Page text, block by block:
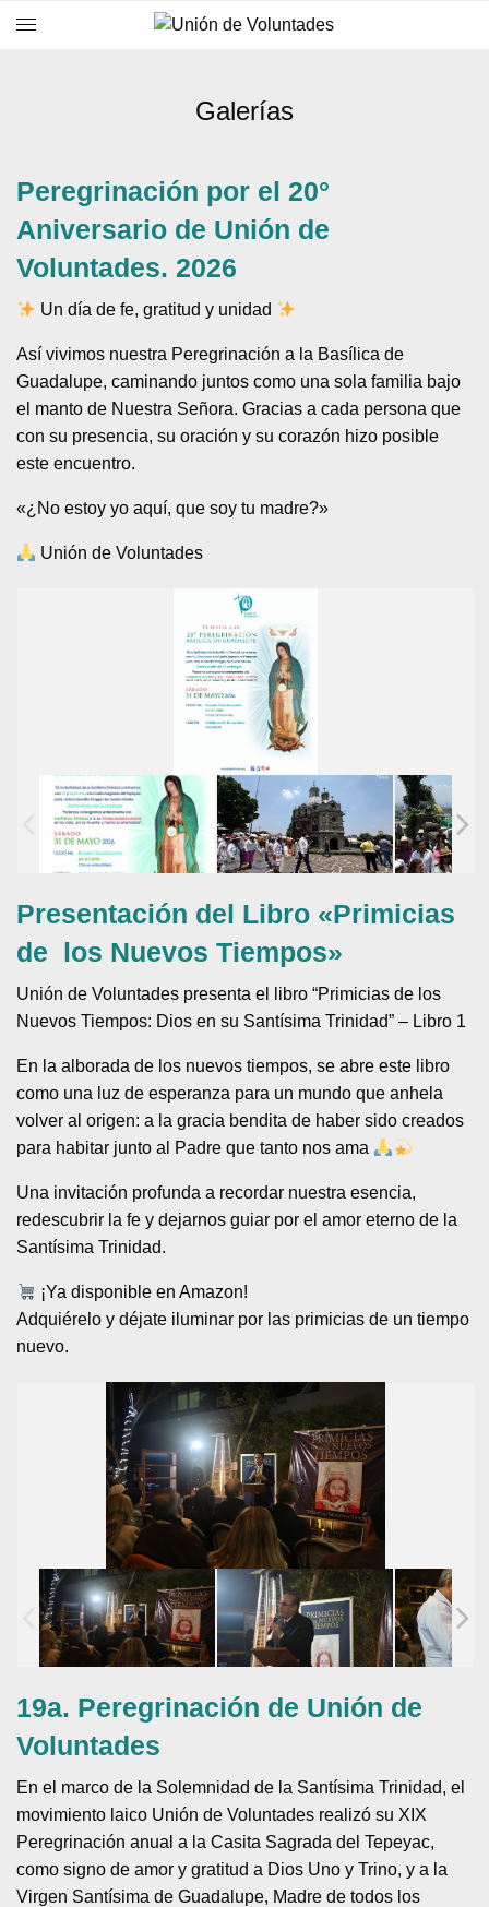
Galerías
Peregrinación por el 20°
Aniversario de Unión de
Voluntades. 2026
Un día de fe, gratitud y unidad
Así vivimos nuestra Peregrinación a la Basílica de
Guadalupe, caminando juntos como una sola familia bajo
el manto de Nuestra Señora. Gracias a cada persona que
con su presencia, su oración y su corazón hizo posible
este encuentro.
«¿No estoy yo aquí, que soy tu madre?»
Unión de Voluntades
Presentación del Libro «Primicias
de los Nuevos Tiempos»
Unión de Voluntades presenta el libro “Primicias de los
Nuevos Tiempos: Dios en su Santísima Trinidad” – Libro 1
En la alborada de los nuevos tiempos, se abre este libro
como una luz de esperanza para un mundo que anhela
volver al origen: a la gracia bendita de haber sido creados
para habitar junto al Padre que tanto nos ama
Una invitación profunda a recordar nuestra esencia,
redescubrir la fe y dejarnos guiar por el amor eterno de la
Santísima Trinidad.
¡Ya disponible en Amazon!
Adquiérelo y déjate iluminar por las primicias de un tiempo
nuevo.
19a. Peregrinación de Unión de
Voluntades
En el marco de la Solemnidad de la Santísima Trinidad, el
movimiento laico Unión de Voluntades realizó su XIX
Peregrinación anual a la Casita Sagrada del Tepeyac,
como signo de amor y gratitud a Dios Uno y Trino, y a la
Virgen Santísima de Guadalupe, Madre de todos los